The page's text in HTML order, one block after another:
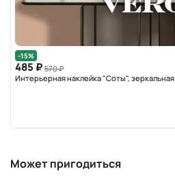
-15%
485 ₽ 570 ₽
Интерьерная наклейка "Соты", зеркальная
Может пригодиться